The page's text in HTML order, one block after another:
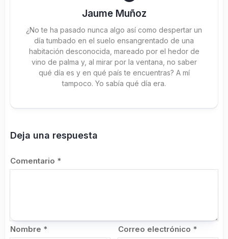
Jaume Muñoz
¿No te ha pasado nunca algo así como despertar un
día tumbado en el suelo ensangrentado de una
habitación desconocida, mareado por el hedor de
vino de palma y, al mirar por la ventana, no saber
qué día es y en qué país te encuentras? A mí
tampoco. Yo sabía qué día era.
Deja una respuesta
Comentario *
Nombre * Correo electrónico *